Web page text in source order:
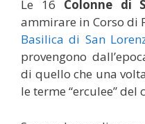
Le 16 Colonne di
ammirare in Corso di
Basilica di San
provengono
di quello che una
le terme “erculee” del